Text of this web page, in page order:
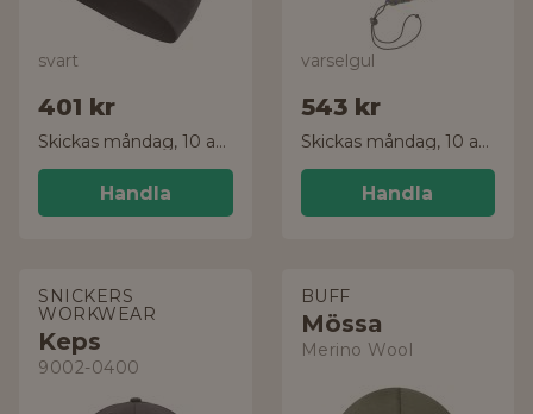
svart
401 kr
Skickas måndag, 10 aug.
Handla
varselgul
543 kr
Skickas måndag, 10 aug.
Handla
SNICKERS
WORKWEAR
Keps
9002-0400
BUFF
Mössa
Merino Wool